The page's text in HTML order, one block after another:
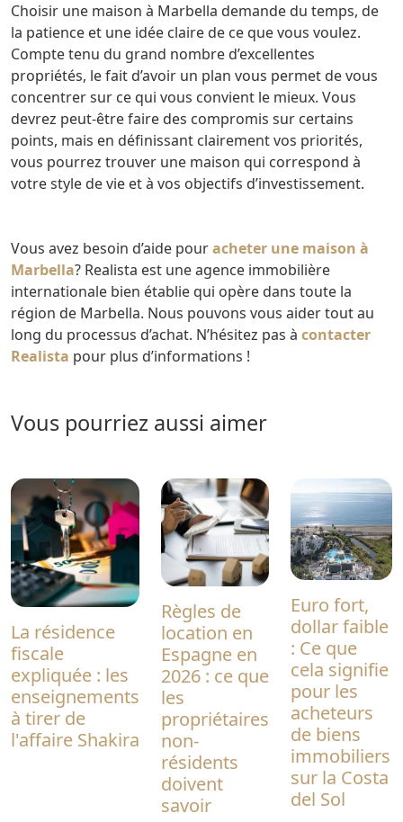
Choisir une maison à Marbella demande du temps, de
la patience et une idée claire de ce que vous voulez.
Compte tenu du grand nombre d’excellentes
propriétés, le fait d’avoir un plan vous permet de vous
concentrer sur ce qui vous convient le mieux. Vous
devrez peut-être faire des compromis sur certains
points, mais en définissant clairement vos priorités,
vous pourrez trouver une maison qui correspond à
votre style de vie et à vos objectifs d’investissement.
Vous avez besoin d’aide pouracheter une maison à
Marbella? Realista est une agence immobilière
internationale bien établie qui opère dans toute la
région de Marbella. Nous pouvons vous aider tout au
long du processus d’achat. N’hésitez pas à contacter
Realista pour plus d’informations !
Vous pourriez aussi aimer
La résidence
fiscale
expliquée : les
enseignements
à tirer de
l'affaire Shakira
Règles de
location en
Espagne en
2026 : ce que
les
propriétaires
non-
résidents
doivent
savoir
Euro fort,
dollar faible
: Ce que
cela signifie
pour les
acheteurs
de biens
immobiliers
sur la Costa
del Sol